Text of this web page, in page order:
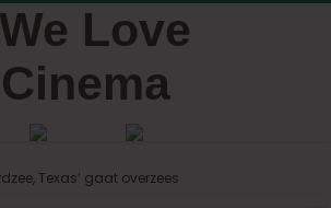
Texas’ gaat overzees